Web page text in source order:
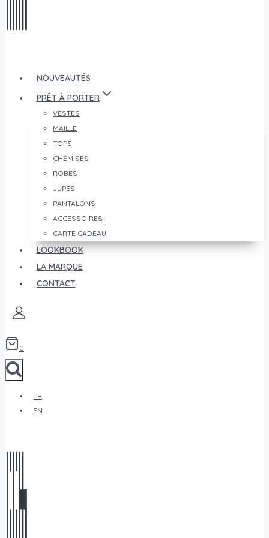
NOUVEAUTÉS
PRÊT À PORTER
VESTES
MAILLE
TOPS
CHEMISES
ROBES
JUPES
PANTALONS
ACCESSOIRES
CARTE CADEAU
LOOKBOOK
LA MARQUE
CONTACT
0
FR
EN